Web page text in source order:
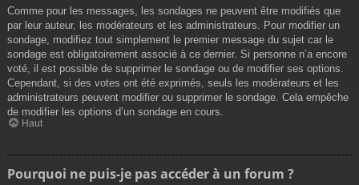
Comme pour les messages, les sondages ne peuvent être modifiés que
par leur auteur, les modérateurs et les administrateurs. Pour modifier un
sondage, modifiez tout simplement le premier message du sujet car le
sondage est obligatoirement associé à ce dernier. Si personne n’a encore
voté, il est possible de supprimer le sondage ou de modifier ses options.
Cependant, si des votes ont été exprimés, seuls les modérateurs et les
administrateurs peuvent modifier ou supprimer le sondage. Cela empêche
de modifier les options d’un sondage en cours.
Haut
Pourquoi ne puis-je pas accéder à un forum ?